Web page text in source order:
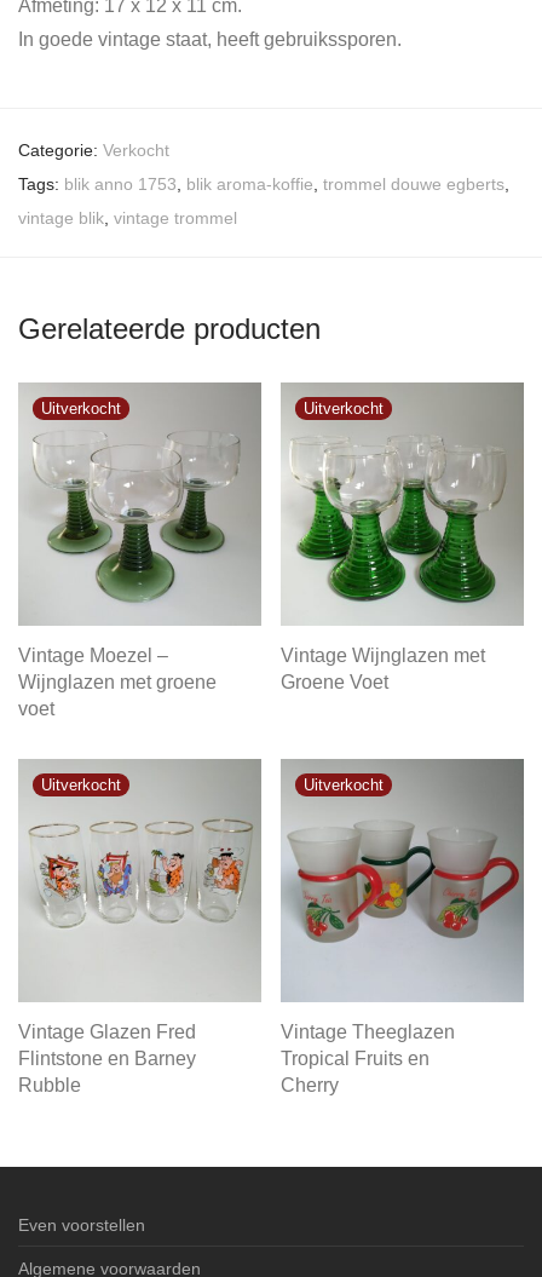
Afmeting: 17 x 12 x 11 cm.
In goede vintage staat, heeft gebruikssporen.
Categorie: Verkocht
Tags: blik anno 1753 blik aroma-koffie trommel douwe egberts
vintage blik vintage trommel
Gerelateerde producten
Vintage Moezel –
Wijnglazen met groene
voet
Vintage Wijnglazen met
Groene Voet
Vintage Glazen Fred
Flintstone en Barney
Rubble
Vintage Theeglazen
Tropical Fruits en
Cherry
Even voorstellen
Algemene voorwaarden